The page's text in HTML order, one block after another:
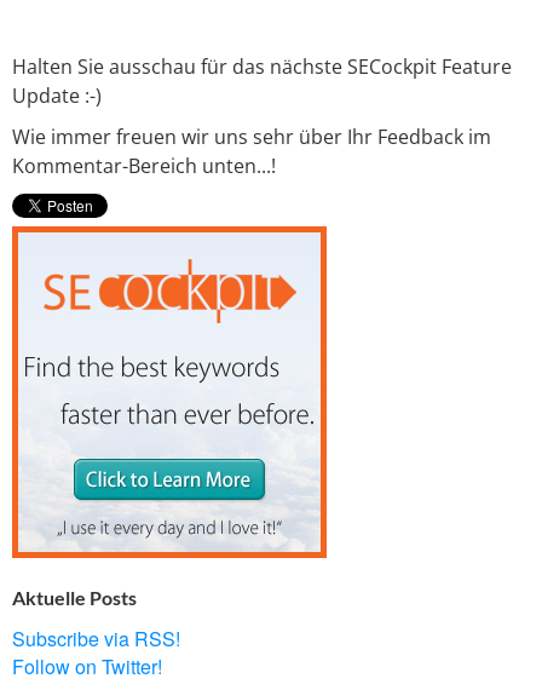
Halten Sie ausschau für das nächste SECockpit Feature
Update :-)
Wie immer freuen wir uns sehr über Ihr Feedback im
Kommentar-Bereich unten...!
Aktuelle Posts
Subscribe via RSS!
Follow on Twitter!